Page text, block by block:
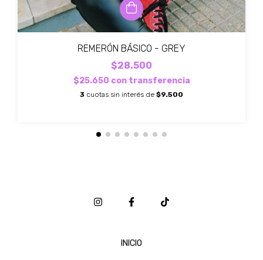
REMERÓN BÁSICO - GREY
$28.500
$25.650 con transferencia
3 cuotas sin interés de $9.500
INICIO